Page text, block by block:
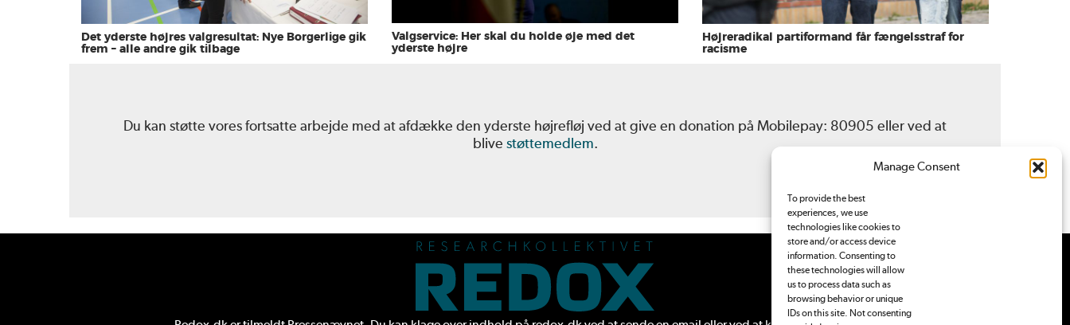
Manage Consent
To provide the best
experiences, we use
technologies like cookies to
store and/or access device
information. Consenting to
these technologies will allow
us to process data such as
browsing behavior or unique
IDs on this site. Not consenting
Det yderste højres valgresultat: Nye Borgerlige gik
frem – alle andre gik tilbage
Valgservice: Her skal du holde øje med det
yderste højre
Højreradikal partiformand får fængelsstraf for
racisme
Du kan støtte vores fortsatte arbejde med at afdække den yderste højrefløj ved at give en donation på Mobilepay: 80905 eller ved at
blive støttemedlem.